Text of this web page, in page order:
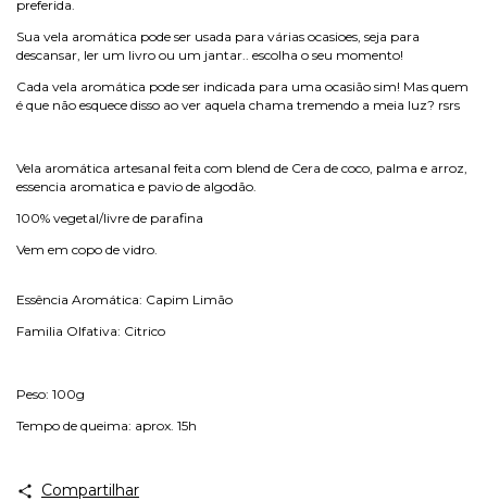
preferida.
Sua vela aromática pode ser usada para várias ocasioes, seja para
descansar, ler um livro ou um jantar.. escolha o seu momento!
Cada vela aromática pode ser indicada para uma ocasião sim! Mas quem
é que não esquece disso ao ver aquela chama tremendo a meia luz? rsrs
Vela aromática artesanal feita com blend de Cera de coco, palma e arroz,
essencia aromatica e pavio de algodão.
100% vegetal/livre de parafina
Vem em copo de vidro.
Essência Aromática: Capim Limão
Familia Olfativa: Citrico
Peso: 100g
Tempo de queima: aprox. 15h
Compartilhar